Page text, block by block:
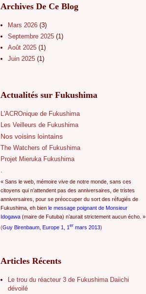
Archives De Ce Blog
Mars 2026 (3)
Septembre 2025 (1)
Août 2025 (1)
Juin 2025 (1)
Actualités sur Fukushima
L'ACROnique de Fukushima
Les Veilleurs de Fukushima
Nos voisins lointains
The Watchers of Fukushima
Projet Mieruka Fukushima
.
« Sans le web, mémoire vive de notre monde, sans ces
citoyens qui n’attendent pas des anniversaires, de tristes
anniversaires, pour se préoccuper du sort des réfugiés de
Fukushima, eh bien le message poignant de Monsieur
Idogawa (maire de Futuba) n’aurait strictement aucun écho. »
(Guy Birenbaum, Europe 1, 1 er mars 2013)
Articles Récents
Le trou du réacteur 3 de Fukushima Daiichi
dévoilé